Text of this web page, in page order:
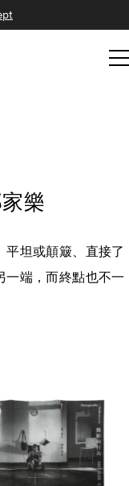
樂
坦或顛簸、直接了
一端，而終點也不一